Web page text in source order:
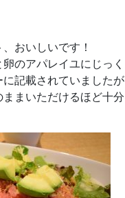
おいしいです！
のアパレイユにじっ
記載されていましたが
まいただけるほど十分